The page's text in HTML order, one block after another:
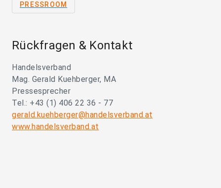
PRESSROOM
Rückfragen & Kontakt
Handelsverband
Mag. Gerald Kuehberger, MA
Pressesprecher
Tel.: +43 (1) 406 22 36 - 77
gerald.kuehberger@handelsverband.at
www.handelsverband.at